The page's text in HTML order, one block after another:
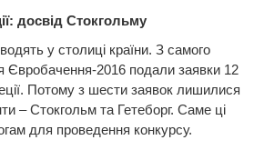
досвід Стокгольму
у столиці країни. З самого
Євробачення-2016 подали заявки 12
Потому з шести заявок лишилися
– Стокгольм та Гетеборг. Саме ці
для проведення конкурсу.